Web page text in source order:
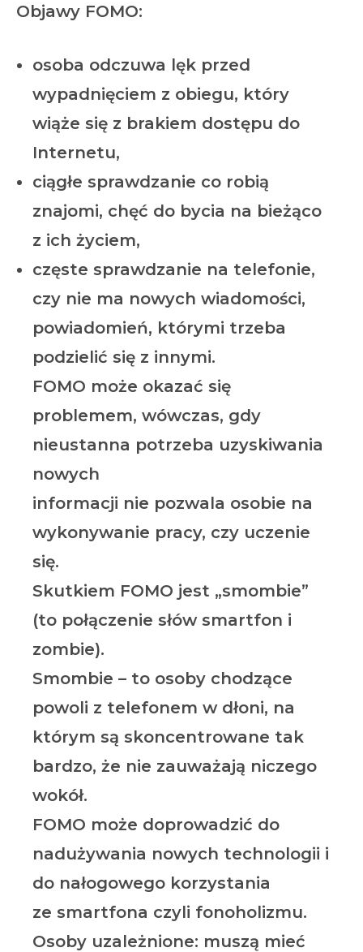
Objawy FOMO:
osoba odczuwa lęk przed
wypadnięciem z obiegu, który
wiąże się z brakiem dostępu do
Internetu,
ciągłe sprawdzanie co robią
znajomi, chęć do bycia na bieżąco
z ich życiem,
częste sprawdzanie na telefonie,
czy nie ma nowych wiadomości,
powiadomień, którymi trzeba
podzielić się z innymi.
FOMO może okazać się
problemem, wówczas, gdy
nieustanna potrzeba uzyskiwania
nowych
informacji nie pozwala osobie na
wykonywanie pracy, czy uczenie
się.
Skutkiem FOMO jest „smombie”
(to połączenie słów smartfon i
zombie).
Smombie – to osoby chodzące
powoli z telefonem w dłoni, na
którym są skoncentrowane tak
bardzo, że nie zauważają niczego
wokół.
FOMO może doprowadzić do
nadużywania nowych technologii i
do nałogowego korzystania
ze smartfona czyli fonoholizmu.
Osoby uzależnione: muszą mieć